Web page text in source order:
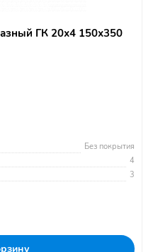
ГК 20х4 150х350
Без покрытия
4
3